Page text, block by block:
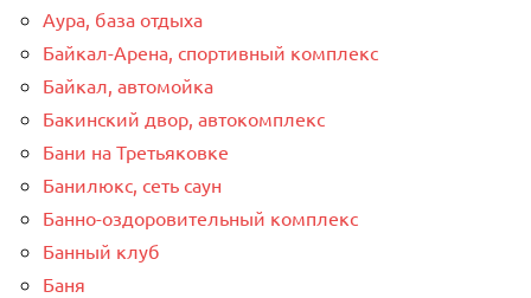
Аура, база отдыха
Байкал-Арена, спортивный комплекс
Байкал, автомойка
Бакинский двор, автокомплекс
Бани на Третьяковке
Банилюкс, сеть саун
Банно-оздоровительный комплекс
Банный клуб
Баня